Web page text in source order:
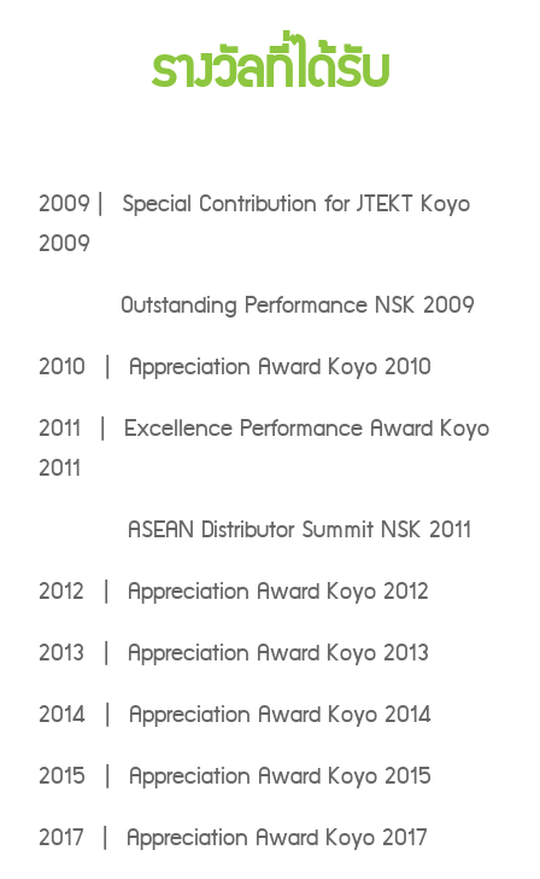
รางวัลที่ได้รับ
2009 | Special Contribution for JTEKT Koyo
2009
Outstanding Performance NSK 2009
2010 | Appreciation Award Koyo 2010
2011 | Excellence Performance Award Koyo
2011
ASEAN Distributor Summit NSK 2011
2012 | Appreciation Award Koyo 2012
2013 | Appreciation Award Koyo 2013
2014 | Appreciation Award Koyo 2014
2015 | Appreciation Award Koyo 2015
2017 | Appreciation Award Koyo 2017